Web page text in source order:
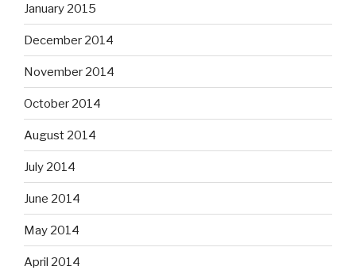
January 2015
December 2014
November 2014
October 2014
August 2014
July 2014
June 2014
May 2014
April 2014